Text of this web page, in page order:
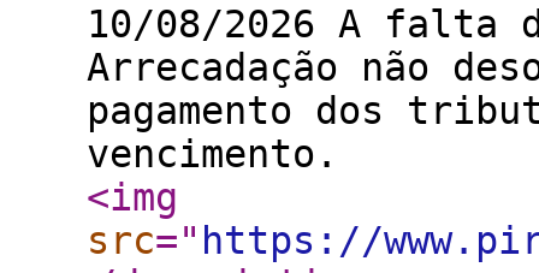
10/08/2026 A falta
Arrecadação não
pagamento dos
vencimento.
<img
src=" https://